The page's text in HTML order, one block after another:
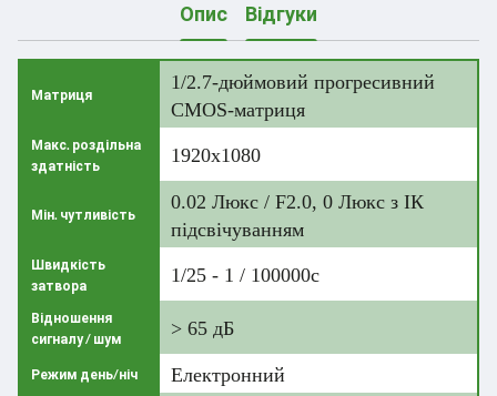
Опис Відгуки
Матриця
1/2.7-дюймовий прогресивний
CMOS-матриця
Макс. роздільна
здатність
1920x1080
Мін. чутливість
0.02 Люкс / F2.0, 0 Люкс з ІК
підсвічуванням
Швидкість
затвора
1/25 - 1 / 100000с
Відношення
сигналу / шум
> 65 дБ
Режим день/ніч Електронний